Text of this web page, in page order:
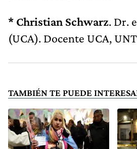
* Christian Schwarz. Dr.
(UCA). Docente UCA,
TAMBIÉN TE PUEDE